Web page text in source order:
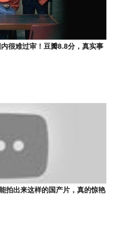
很难过审！豆瓣8.8分，真实事
拍出来这样的国产片，真的惊艳